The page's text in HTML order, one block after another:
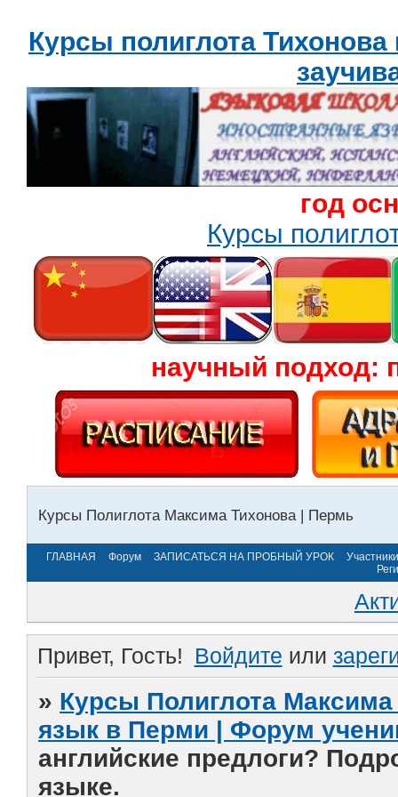
Курсы полиглота
год
Курсы
научный подход:
Курсы Полиглота Максима Тихонова | Пермь
ГЛАВНАЯ Форум ЗАПИСАТЬСЯ НА ПРОБНЫЙ УРОК
Участники
Привет, Гость! Войдите или
» Курсы Полиглота
язык в Перми | Форум
английские предлоги?
языке.